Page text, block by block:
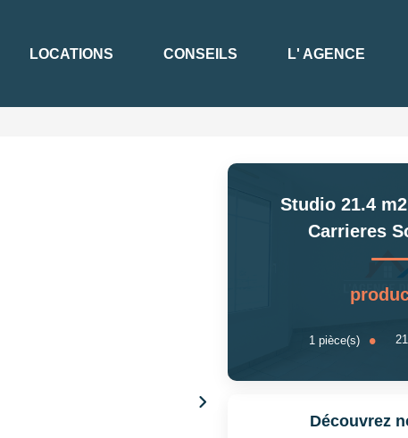
LOCATIONS CONSEILS L' AGENCE
Studio 21.4
Carrieres
1pièce(s)
Découvrez